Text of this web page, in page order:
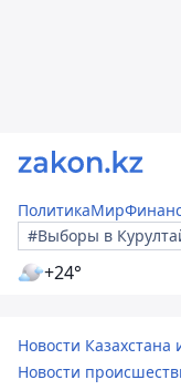
ПолитикаМир
#Выборы в
+24°
Новости Казахстана
Новости